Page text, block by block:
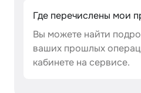
Где перечислены мои
Вы можете найти
ваших прошлых
кабинете на сервисе.